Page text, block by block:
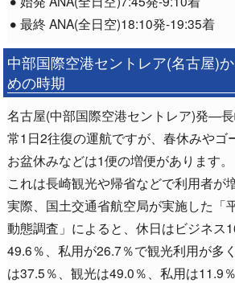
最終 ANA(全日空)18:10発-19:35着
中部国際空港セントレア(名古屋)
めの時期
名古屋(中部国際空港セントレア)発―
常1日2往復の運航ですが、春休みやゴ
お盆休みなどは1便の増便があります。
これは長崎観光や帰省などで利用者が
実際、国土交通省航空局が実施した「
動態調査」によると、休日はビジネス
49.6％、私用が26.7％で観光利用が多
は37.5％、観光は49.0％、私用は11.9